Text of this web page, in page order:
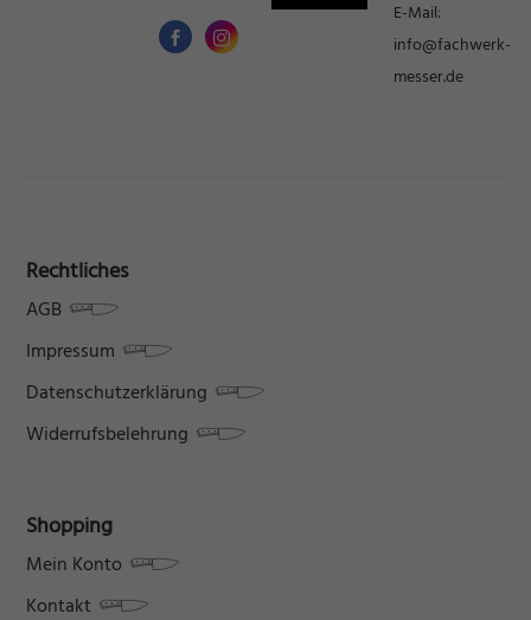
E-Mail:
info@fachwerk-
messer.de
Rechtliches
AGB
Impressum
Datenschutzerklärung
Widerrufsbelehrung
Shopping
Mein Konto
Kontakt